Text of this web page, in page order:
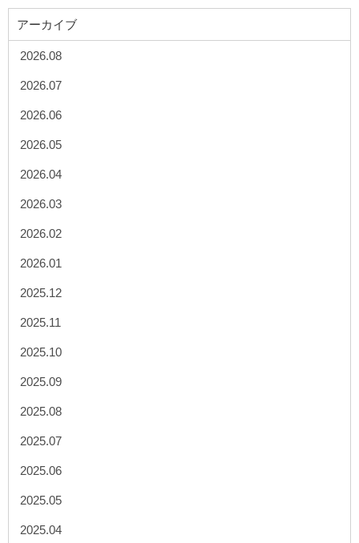
アーカイブ
2026.08
2026.07
2026.06
2026.05
2026.04
2026.03
2026.02
2026.01
2025.12
2025.11
2025.10
2025.09
2025.08
2025.07
2025.06
2025.05
2025.04